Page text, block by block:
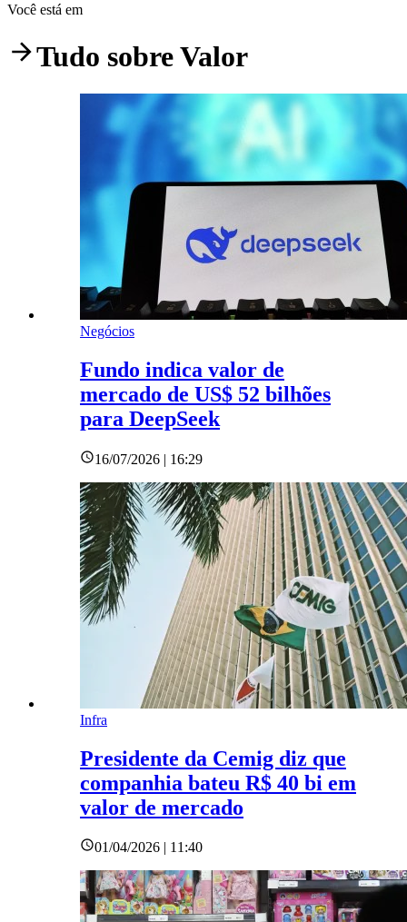
Você está em
Tudo sobreValor
Negócios
Fundo indica valor de
mercado de US$ 52 bilhões
para DeepSeek
16/07/2026 | 16:29
Infra
Presidente da Cemig diz que
companhia bateu R$ 40 bi em
valor de mercado
01/04/2026 | 11:40